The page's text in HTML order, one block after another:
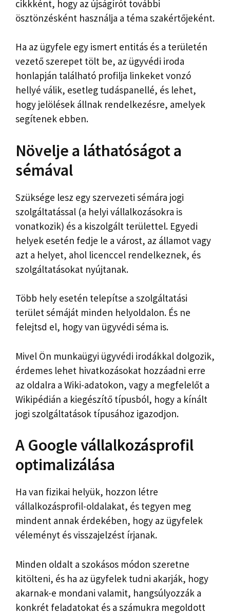
cikkként, hogy az újságírót további
ösztönzésként használja a téma szakértőjeként.
Ha az ügyfele egy ismert entitás és a területén
vezető szerepet tölt be, az ügyvédi iroda
honlapján található profilja linkeket vonzó
hellyé válik, esetleg tudáspanellé, és lehet,
hogy jelölések állnak rendelkezésre, amelyek
segítenek ebben.
Növelje a láthatóságot a
sémával
Szüksége lesz egy szervezeti sémára jogi
szolgáltatással (a helyi vállalkozásokra is
vonatkozik) és a kiszolgált területtel. Egyedi
helyek esetén fedje le a várost, az államot vagy
azt a helyet, ahol licenccel rendelkeznek, és
szolgáltatásokat nyújtanak.
Több hely esetén telepítse a szolgáltatási
terület sémáját minden helyoldalon. És ne
felejtsd el, hogy van ügyvédi séma is.
Mivel Ön munkaügyi ügyvédi irodákkal dolgozik,
érdemes lehet hivatkozásokat hozzáadni erre
az oldalra a Wiki-adatokon, vagy a megfelelőt a
Wikipédián a kiegészítő típusból, hogy a kínált
jogi szolgáltatások típusához igazodjon.
A Google vállalkozásprofil
optimalizálása
Ha van fizikai helyük, hozzon létre
vállalkozásprofil-oldalakat, és tegyen meg
mindent annak érdekében, hogy az ügyfelek
véleményt és visszajelzést írjanak.
Minden oldalt a szokásos módon szeretne
kitölteni, és ha az ügyfelek tudni akarják, hogy
akarnak-e mondani valamit, hangsúlyozzák a
konkrét feladatokat és a számukra megoldott